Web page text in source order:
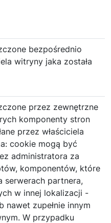
bezpośrednio
witryny jaka została
przez zewnętrzne
komponenty stron
przez właściciela
cookie mogą być
administratora za
komponentów, które
serwerach partnera,
w innej lokalizacji -
nawet zupełnie innym
W przypadku